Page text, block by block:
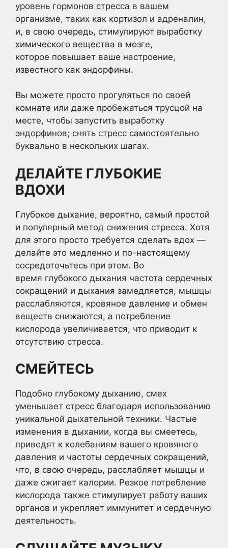
уровень гормонов стресса в вашем
организме, таких как кортизол и адреналин,
и, в свою очередь, стимулируют выработку
химического вещества в мозге,
которое повышает ваше настроение,
известного как эндорфины.
Вы можете просто прогуляться по своей
комнате или даже пробежаться трусцой на
месте, чтобы запустить выработку
эндорфинов; снять стресс самостоятельно
буквально в нескольких шагах.
ДЕЛАЙТЕ ГЛУБОКИЕ
ВДОХИ
Глубокое дыхание, вероятно, самый простой
и популярный метод снижения стресса. Хотя
для этого просто требуется сделать вдох —
делайте это медленно и по-настоящему
сосредоточьтесь при этом. Во
время глубокого дыхания частота сердечных
сокращений и дыхания замедляется, мышцы
расслабляются, кровяное давление и обмен
веществ снижаются, а потребление
кислорода увеличивается, что приводит к
отсутствию стресса.
СМЕЙТЕСЬ
Подобно глубокому дыханию, смех
уменьшает стресс благодаря использованию
уникальной дыхательной техники. Частые
изменения в дыхании, когда вы смеетесь,
приводят к колебаниям вашего кровяного
давления и частоты сердечных сокращений,
что, в свою очередь, расслабляет мышцы и
даже сжигает калории. Резкое потребление
кислорода также стимулирует работу ваших
органов и укрепляет иммунитет и сердечную
деятельность.